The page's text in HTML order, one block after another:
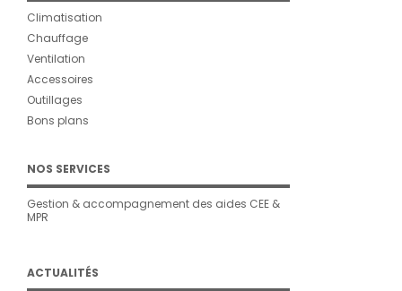
Climatisation
Chauffage
Ventilation
Accessoires
Outillages
Bons plans
NOS SERVICES
Gestion & accompagnement des aides CEE &
MPR
ACTUALITÉS